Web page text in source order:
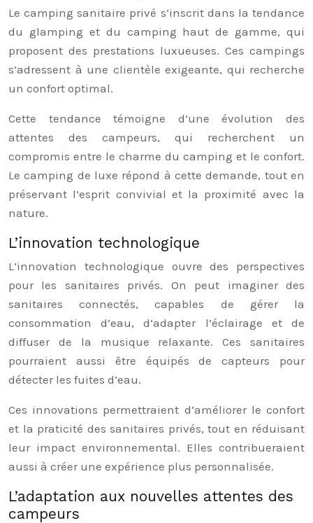
Le camping sanitaire privé s’inscrit dans la tendance
du glamping et du camping haut de gamme, qui
proposent des prestations luxueuses. Ces campings
s’adressent à une clientèle exigeante, qui recherche
un confort optimal.
Cette tendance témoigne d’une évolution des
attentes des campeurs, qui recherchent un
compromis entre le charme du camping et le confort.
Le camping de luxe répond à cette demande, tout en
préservant l’esprit convivial et la proximité avec la
nature.
L’innovation technologique
L’innovation technologique ouvre des perspectives
pour les sanitaires privés. On peut imaginer des
sanitaires connectés, capables de gérer la
consommation d’eau, d’adapter l’éclairage et de
diffuser de la musique relaxante. Ces sanitaires
pourraient aussi être équipés de capteurs pour
détecter les fuites d’eau.
Ces innovations permettraient d’améliorer le confort
et la praticité des sanitaires privés, tout en réduisant
leur impact environnemental. Elles contribueraient
aussi à créer une expérience plus personnalisée.
L’adaptation aux nouvelles attentes des
campeurs